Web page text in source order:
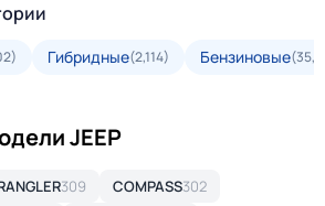
Гибридные(2,114) Бензиновые
JEEP
309 COMPASS302